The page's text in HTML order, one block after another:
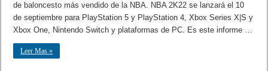
de baloncesto más vendido de la NBA. NBA 2K22 se lanzará el 10
de septiembre para PlayStation 5 y PlayStation 4, Xbox Series X|S y
Xbox One, Nintendo Switch y plataformas de PC. Es este informe …
Leer Mas »